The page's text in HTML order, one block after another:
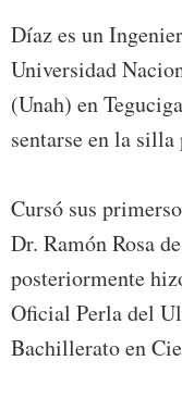
Díaz es un
Universidad
(Unah) en
sentarse en la
Cursó sus
Dr. Ramón Rosa
posteriormente
Oficial Perla del
Bachillerato en